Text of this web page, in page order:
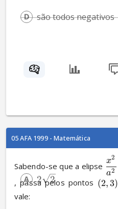
são todos negativos
05 AFA 1999 - Matemática
Sabendo-se que a elipse
a2
x2
, passa pelos pontos (2,3)
vale:
2 2